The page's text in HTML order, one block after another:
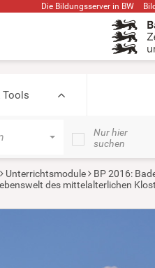
Die Bildungsserver in BW
Tools
Nur hier
suchen
Unterrichtsmodule
BP 2016:
des mittelalterlichen